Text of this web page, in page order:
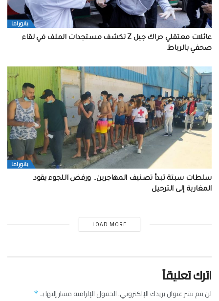
بانوراما
عائلات معتقلي حراك جيل Z تكشف مستجدات الملف في لقاء
صحفي بالرباط
بانوراما
سلطات سبتة تبدأ تصنيف المهاجرين.. ورفض اللجوء يقود
المغاربة إلى الترحيل
LOAD MORE
اترك تعليقاً
لن يتم نشر عنوان بريدك الإلكتروني.الحقول الإلزامية مشار إليها بـ*